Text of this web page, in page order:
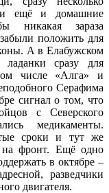
ещё и домашние
никакая зараза
положить для
А в Елабужском
сразу для
числе «Алга» и
Серафима
сигнал о том, что
с Северского
медикаменты.
сроки и тут же
на фронт. Ещё одно
в октябре –
разведчики
двигателя.